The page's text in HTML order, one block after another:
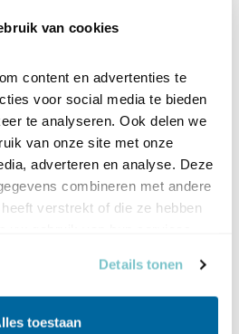
van cookies
content en advertenties te
voor social media te bieden
te analyseren. Ook delen we
van onze site met onze
adverteren en analyse. Deze
combineren met andere
verstrekt of die ze hebben
Details tonen
toestaan
huisnummers 19 (Enjoy
via de Stokhasseltlaan
Udenhout of Loon op Zand
en Vijfhuizen, die